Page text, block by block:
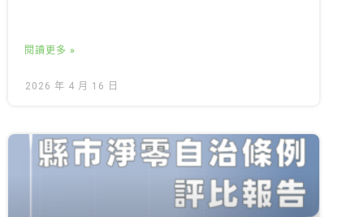
閱讀更多 »
2026 年 4 月 16 日